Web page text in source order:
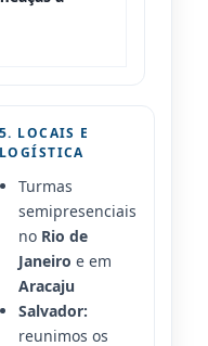
5. LOCAIS E
LOGÍSTICA
Turmas
semipresenciais
no Rio de
Janeiro e em
Aracaju
Salvador:
reunimos os